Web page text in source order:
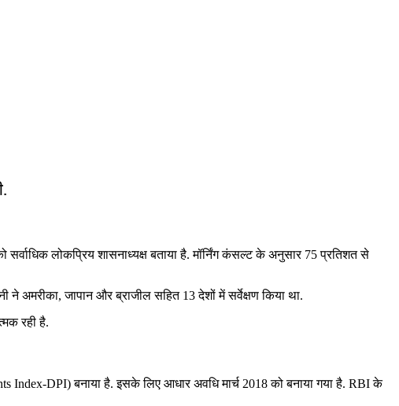
सर्वाधिक लोकप्रिय शासनाध्‍यक्ष बताया है. मॉर्निंग कंसल्‍ट के अनुसार 75 प्रतिशत से
ने अमरीका, जापान और ब्राजील सहित 13 देशों में सर्वेक्षण किया था.
रही है.
DPI) बनाया है. इसके लिए आधार अवधि मार्च 2018 को बनाया गया है. RBI के